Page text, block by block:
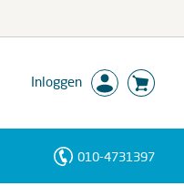
Inloggen
010-4731397